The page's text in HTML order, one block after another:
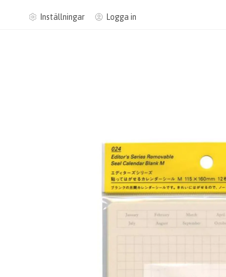
Inställningar Logga in